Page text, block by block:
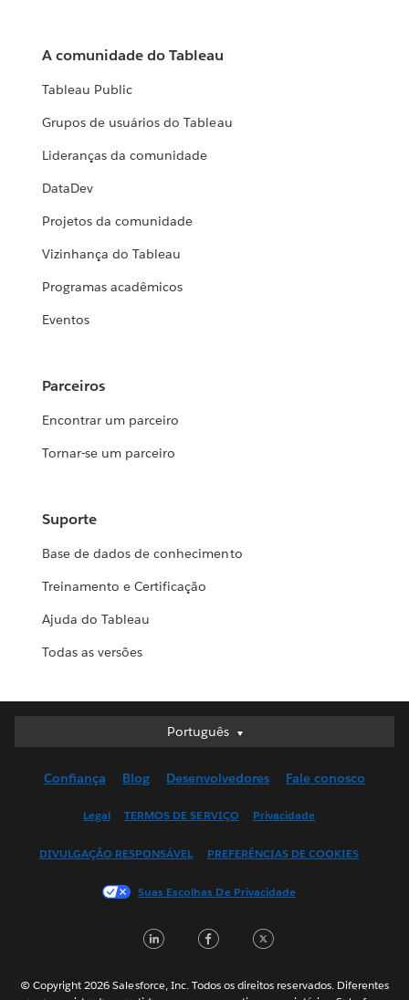
A comunidade do Tableau
Tableau Public
Grupos de usuários do Tableau
Lideranças da comunidade
DataDev
Projetos da comunidade
Vizinhança do Tableau
Programas acadêmicos
Eventos
Parceiros
Encontrar um parceiro
Tornar-se um parceiro
Suporte
Base de dados de conhecimento
Treinamento e Certificação
Ajuda do Tableau
Todas as versões
Português
Português
English (UK)
Français (Canada)
日本語
Nederlands
Confiança Blog Desenvolvedores Fale conosco
Legal TERMOS DE SERVIÇO Privacidade
DIVULGAÇÃO RESPONSÁVEL PREFERÊNCIAS DE COOKIES
Suas Escolhas De Privacidade
LinkedInFacebook
© Copyright 2026 Salesforce, Inc. Todos os direitos reservados. Diferentes